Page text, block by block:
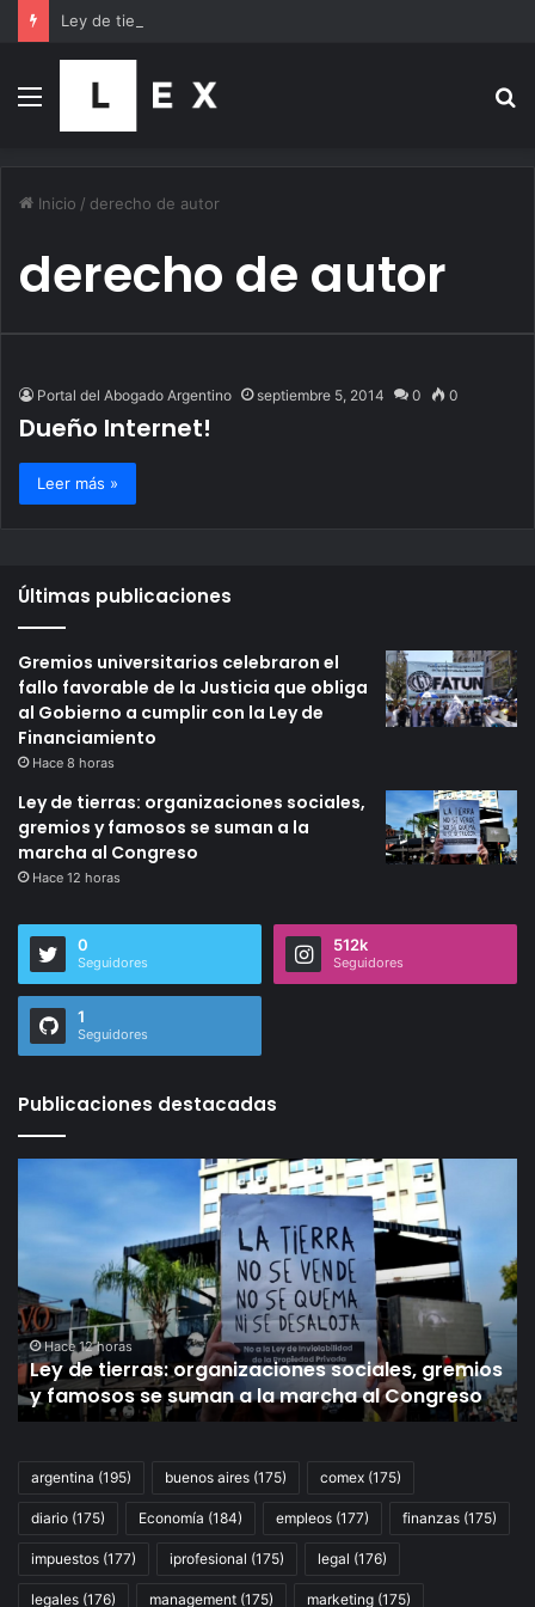
Menú
Inicio / derecho de autor
derecho de autor
Portal del Abogado Argentino septiembre 5, 2014 0 0
Dueño Internet!
Leer más »
Últimas publicaciones
Gremios universitarios celebraron el
fallo favorable de la Justicia que obliga
al Gobierno a cumplir con la Ley de
Financiamiento
Hace 8 horas
Ley de tierras: organizaciones sociales,
gremios y famosos se suman a la
marcha al Congreso
Hace 12 horas
0
Seguidores
512k
Seguidores
1
Seguidores
Publicaciones destacadas
organizaciones
gremios
y
famosos
se
suman
a
marcha
Congreso
Hace 12 horas
Ley de tierras: organizaciones sociales, gremios
y famosos se suman a la marcha al Congreso
la
de
argentina (195) buenos aires (175) comex (175)
diario (175) Economía (184) empleos (177) finanzas (175)
impuestos (177) iprofesional (175) legal (176)
legales (176) management (175) marketing (175)